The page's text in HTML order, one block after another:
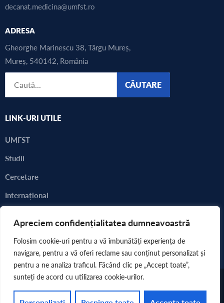
Apreciem confidențialitatea dumneavoastră
Folosim cookie-uri pentru a vă îmbunătăți experiența de
navigare, pentru a vă oferi reclame sau conținut personalizat și
pentru a ne analiza traficul. Făcând clic pe „Accept toate”,
sunteți de acord cu utilizarea cookie-urilor.
decanat.medicina@umfst.ro
ADRESA
Gheorghe Marinescu 38, Târgu Mureș,
Mureș, 540142, România
CĂUTARE
LINK-URI UTILE
UMFST
Studii
Cercetare
Internațional
Copyright 2022 © UMFST G.E. Palade Târgu Mureș
SITEMAP